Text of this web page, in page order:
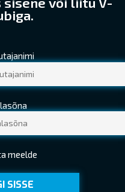
meelde
SISSE
9,50 €
5,80 €